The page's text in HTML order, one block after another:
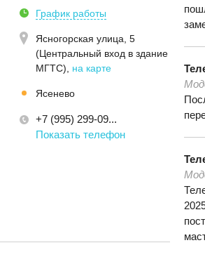
График работы
Ясногорская улица, 5
(Центральный вход в здание
МГТС)
на карте
Ясенево
+7 (995) 299-09...
Показать телефон